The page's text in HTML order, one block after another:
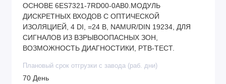
ОСНОВЕ 6ES7321-7RD00-0AB0.МОДУЛЬ
ДИСКРЕТНЫХ ВХОДОВ С ОПТИЧЕСКОЙ
ИЗОЛЯЦИЕЙ, 4 DI, =24 В, NAMUR/DIN 19234, ДЛЯ
СИГНАЛОВ ИЗ ВЗРЫВООПАСНЫХ ЗОН,
ВОЗМОЖНОСТЬ ДИАГНОСТИКИ, PTB-ТЕСТ.
Плановый срок отгрузки с завода (раб. дни)
70 День